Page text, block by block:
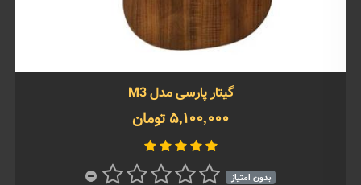
گیتار پارسی مدل M3
5,100,000 تومان
بدون امتیاز